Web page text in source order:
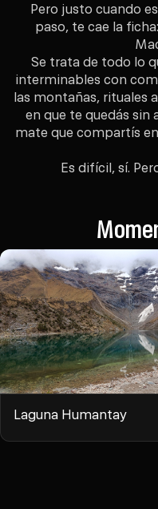
Pero justo cuando
paso, te cae la
Se trata de todo lo
interminables con
las montañas, rituales
en que te quedás sin
mate que compartís
Es difícil, sí.
Laguna Humantay